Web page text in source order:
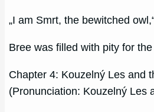
„I am Smrt, the bewitched
Bree was filled with pity for
Chapter 4: Kouzelný Les and
(Pronunciation: Kouzelný Les